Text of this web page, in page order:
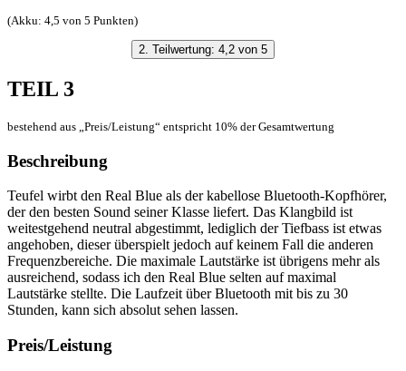
(Akku: 4,5 von 5 Punkten)
2. Teilwertung: 4,2 von 5
TEIL 3
bestehend aus „Preis/Leistung“ entspricht 10% der Gesamtwertung
Beschreibung
Teufel wirbt den Real Blue als der kabellose Bluetooth-Kopfhörer,
der den besten Sound seiner Klasse liefert. Das Klangbild ist
weitestgehend neutral abgestimmt, lediglich der Tiefbass ist etwas
angehoben, dieser überspielt jedoch auf keinem Fall die anderen
Frequenzbereiche. Die maximale Lautstärke ist übrigens mehr als
ausreichend, sodass ich den Real Blue selten auf maximal
Lautstärke stellte. Die Laufzeit über Bluetooth mit bis zu 30
Stunden, kann sich absolut sehen lassen.
Preis/Leistung